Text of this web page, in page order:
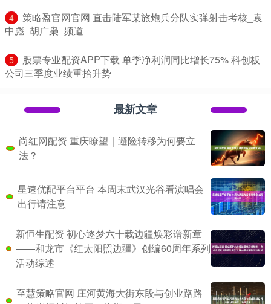
4
​策略盈官网官网 直击陆军某旅炮兵分队实弹射击考核_袁
中彪_胡广枭_频道
5
​股票专业配资APP下载 单季净利润同比增长75% 科创板
公司三季度业绩重拾升势
最新文章
尚红网配资 重庆瞭望｜避险转移为何要立
法？
星速优配平台平台 本周末武汉光谷看演唱会
出行请注意
新恒生配资 初心逐梦六十载边疆焕彩谱新章
——和龙市《红太阳照边疆》创编60周年系列
活动综述
至慧策略官网 庄河黄海大街东段与创业路路